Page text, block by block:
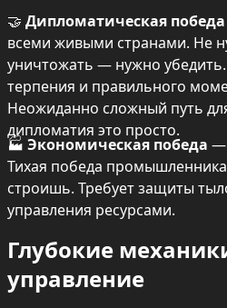
🤝 Дипломатическая победа
всеми живыми странами. Не
уничтожать — нужно убедить.
терпения и правильного
Неожиданно сложный путь
дипломатия это просто.
🏭 Экономическая победа —
Тихая победа
строишь. Требует защиты
управления ресурсами.
Глубокие
управление